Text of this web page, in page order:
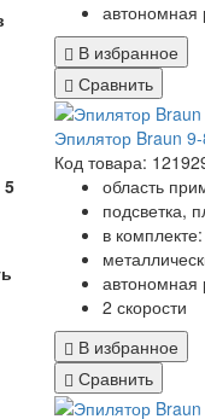
5
автономная
В избранное
Сравнить
Эпилятор Braun
Код товара:
область
подсветка,
в
автономная
2 скорости
В избранное
Сравнить